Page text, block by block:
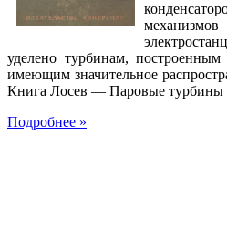
механизмов
уделено турбинам,
имеющим значительное
Книга Лосев — Паровые турбины
Подробнее »